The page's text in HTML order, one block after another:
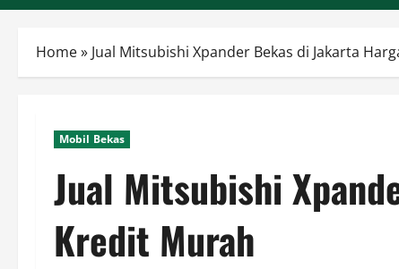
Home» Jual Mitsubishi Xpander Bekas di Jakarta
Mobil Bekas
Jual Mitsubishi
Kredit Murah